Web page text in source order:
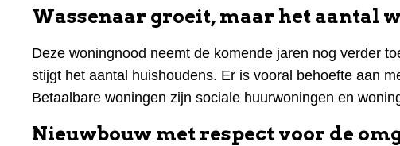
Wassenaar groeit, maar het aantal
Deze woningnood neemt de komende jaren nog verder
stijgt het aantal huishoudens. Er is vooral behoefte aan
Betaalbare woningen zijn sociale huurwoningen en
Nieuwbouw met respect voor de